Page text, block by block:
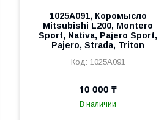
1025A091, Коромысло
Mitsubishi L200, Montero
Sport, Nativa, Pajero Sport,
Pajero, Strada, Triton
1025A091
10 000 ₸
В наличии